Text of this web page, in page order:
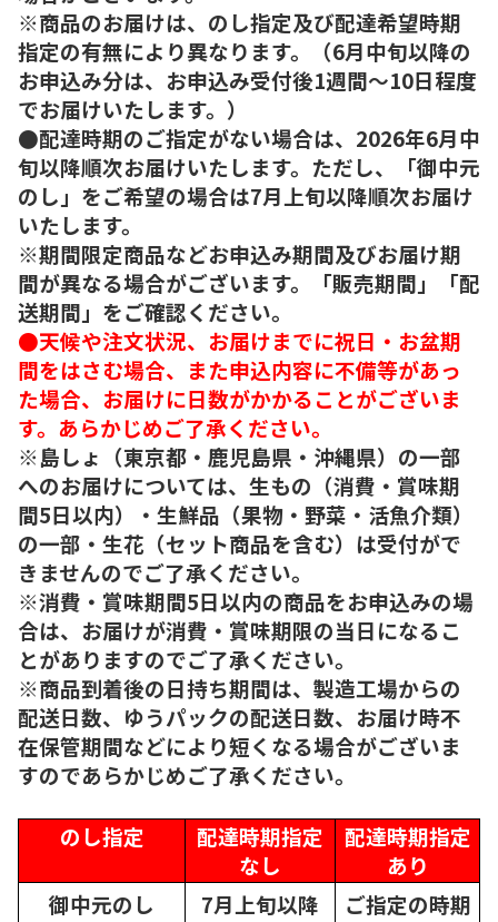
※商品のお届けは、のし指定及び配達希望時期
指定の有無により異なります。（6月中旬以降の
お申込み分は、お申込み受付後1週間～10日程度
でお届けいたします。）
●配達時期のご指定がない場合は、2026年6月中
旬以降順次お届けいたします。ただし、「御中元
のし」をご希望の場合は7月上旬以降順次お届け
いたします。
※期間限定商品などお申込み期間及びお届け期
間が異なる場合がございます。「販売期間」「配
送期間」をご確認ください。
●天候や注文状況、お届けまでに祝日・お盆期
間をはさむ場合、また申込内容に不備等があっ
た場合、お届けに日数がかかることがございま
す。あらかじめご了承ください。
※島しょ（東京都・鹿児島県・沖縄県）の一部
へのお届けについては、生もの（消費・賞味期
間5日以内）・生鮮品（果物・野菜・活魚介類）
の一部・生花（セット商品を含む）は受付がで
きませんのでご了承ください。
※消費・賞味期間5日以内の商品をお申込みの場
合は、お届けが消費・賞味期限の当日になるこ
とがありますのでご了承ください。
※商品到着後の日持ち期間は、製造工場からの
配送日数、ゆうパックの配送日数、お届け時不
在保管期間などにより短くなる場合がございま
すのであらかじめご了承ください。
のし指定
配達時期指定
なし
配達時期指定
あり
御中元のし
7月上旬以降
ご指定の時期